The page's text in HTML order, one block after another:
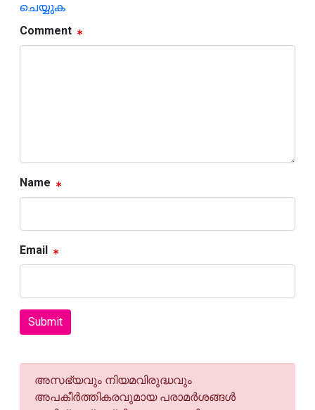
ചെയ്യുക
Comment
Name
Email
Submit
അസഭ്യവും നിയമവിരുദ്ധവും
അപകീര്‍ത്തികരവുമായ പരാമര്‍ശങ്ങള്‍